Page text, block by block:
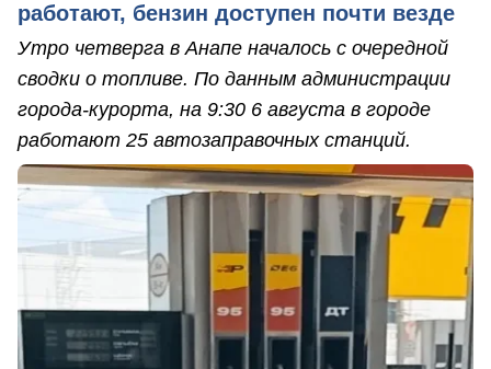
работают, бензин доступен почти везде
Утро четверга в Анапе началось с очередной
сводки о топливе. По данным администрации
города-курорта, на 9:30 6 августа в городе
работают 25 автозаправочных станций.